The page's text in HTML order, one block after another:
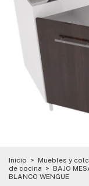
Inicio > Muebles y
de cocina > BAJO
BLANCO WENGUE